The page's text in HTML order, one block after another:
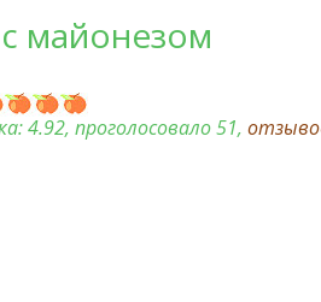
майонезом
4.92, проголосовало 51,